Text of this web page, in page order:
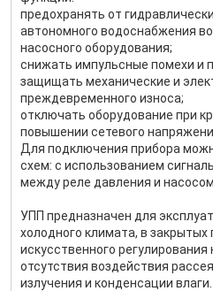
предохранять от
автономного водоснабжения
насосного оборудования;
снижать импульсные помехи и
защищать механические и
преждевременного износа;
отключать оборудование при
повышении сетевого
Для подключения прибора
схем: с использованием
между реле давления и насосом.
УПП предназначен для
холодного климата, в
искусственного
отсутствия воздействия
излучения и конденсации влаги.